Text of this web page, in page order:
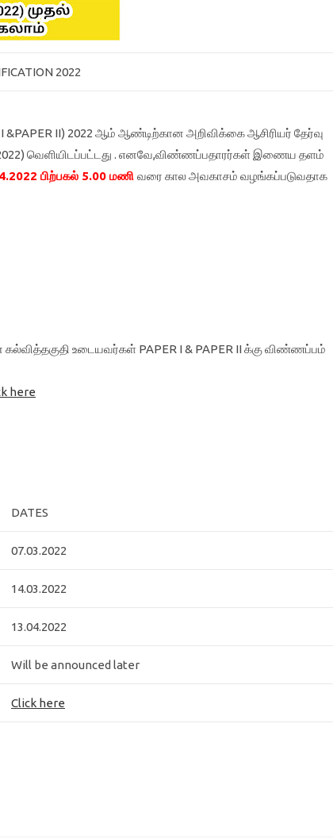
2022
I &PAPER II) 2022 ஆம்‌ ஆண்டிற்கான அறிவிக்கை ஆசிரியர்‌ தேர்வு
வெளியிடப்பட்டது . எனவே,விண்ணப்பதாரர்கள்‌ இணைய தளம்‌
பிற்பகல்‌ 5.00 மணி வரை கால அவகாசம்‌ வழங்கப்படுவதாக
உடையவர்கள் PAPER I & PAPER II க்கு விண்ணப்பம்
here
DATES
07.03.2022
14.03.2022
13.04.2022
Will be announced later
Click here